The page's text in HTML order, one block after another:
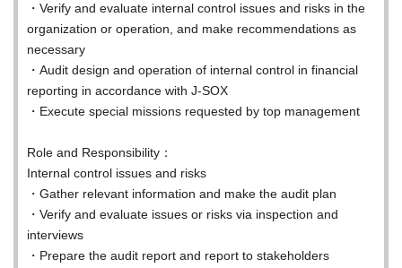
・Verify and evaluate internal control issues and risks in the
organization or operation, and make recommendations as
necessary
・Audit design and operation of internal control in financial
reporting in accordance with J-SOX
・Execute special missions requested by top management
Role and Responsibility：
Internal control issues and risks
・Gather relevant information and make the audit plan
・Verify and evaluate issues or risks via inspection and
interviews
・Prepare the audit report and report to stakeholders